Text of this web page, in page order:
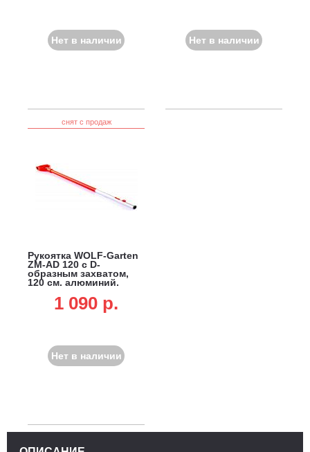
Нет в наличии Нет в наличии
снят с продаж
Рукоятка WOLF-Garten
ZM-AD 120 с D-
образным захватом,
120 см, алюминий,
1 090 p.
Нет в наличии